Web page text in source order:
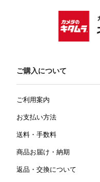
ご購入について
ご利用案内
お支払い方法
送料・手数料
商品お届け・納期
返品・交換について